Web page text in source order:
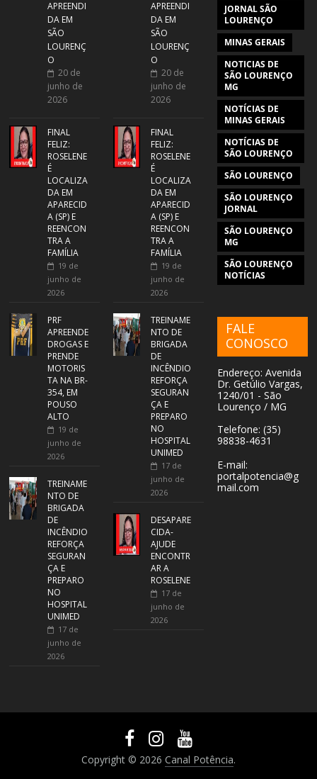
APREENDI
DA EM
SÃO
LOURENÇ
O
20 de
junho de
2026
FINAL
FELIZ:
ROSELENE
É
LOCALIZA
DA EM
APARECID
A (SP) E
REENCON
TRA A
FAMÍLIA
19 de
junho de
2026
PRF
APREENDE
DROGAS E
PRENDE
MOTORIS
TA NA BR-
354, EM
POUSO
ALTO
19 de
junho de
2026
TREINAME
NTO DE
BRIGADA
DE
INCÊNDIO
REFORÇA
SEGURAN
ÇA E
PREPARO
NO
HOSPITAL
UNIMED
17 de
junho de
2026
APREENDI
DA EM
SÃO
LOURENÇ
O
20 de
junho de
2026
FINAL
FELIZ:
ROSELENE
É
LOCALIZA
DA EM
APARECID
A (SP) E
REENCON
TRA A
FAMÍLIA
19 de
junho de
2026
TREINAME
NTO DE
BRIGADA
DE
INCÊNDIO
REFORÇA
SEGURAN
ÇA E
PREPARO
NO
HOSPITAL
UNIMED
17 de
junho de
2026
DESAPARE
CIDA-
AJUDE
ENCONTR
AR A
ROSELENE
17 de
junho de
2026
JORNAL SÃO
LOURENÇO
MINAS GERAIS
NOTICIAS DE
SÃO LOURENÇO
MG
NOTÍCIAS DE
MINAS GERAIS
NOTÍCIAS DE
SÃO LOURENÇO
SÃO LOURENÇO
SÃO LOURENÇO
JORNAL
SÃO LOURENÇO
MG
SÃO LOURENÇO
NOTÍCIAS
FALE
CONOSCO
Endereço: Avenida
Dr. Getúlio Vargas,
1240/01 - São
Lourenço / MG
Telefone: (35)
98838-4631
E-mail:
portalpotencia@g
mail.com
Copyright © 2026 Canal Potência.